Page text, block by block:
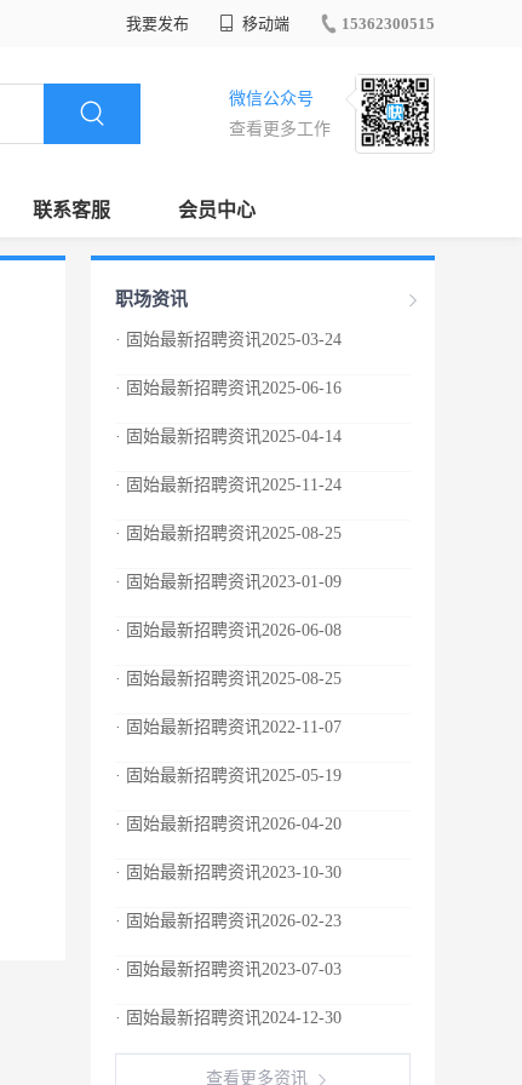
我要发布 移动端 15362300515
微信公众号
查看更多工作
联系客服 会员中心
职场资讯
· 固始最新招聘资讯2025-03-24
· 固始最新招聘资讯2025-06-16
· 固始最新招聘资讯2025-04-14
· 固始最新招聘资讯2025-11-24
· 固始最新招聘资讯2025-08-25
· 固始最新招聘资讯2023-01-09
· 固始最新招聘资讯2026-06-08
· 固始最新招聘资讯2025-08-25
· 固始最新招聘资讯2022-11-07
· 固始最新招聘资讯2025-05-19
· 固始最新招聘资讯2026-04-20
· 固始最新招聘资讯2023-10-30
· 固始最新招聘资讯2026-02-23
· 固始最新招聘资讯2023-07-03
· 固始最新招聘资讯2024-12-30
查看更多资讯